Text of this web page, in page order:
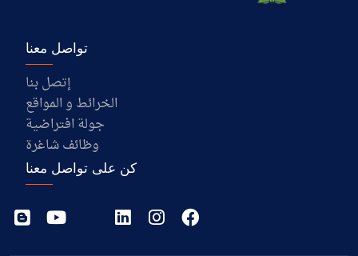
تواصل معنا
إتصل بنا
الخرائط و المواقع
جولة افتراضية
وظائف شاغرة
كن على تواصل معنا